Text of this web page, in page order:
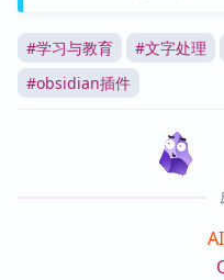
#学习与教育 #文字处理
#obsidian插件